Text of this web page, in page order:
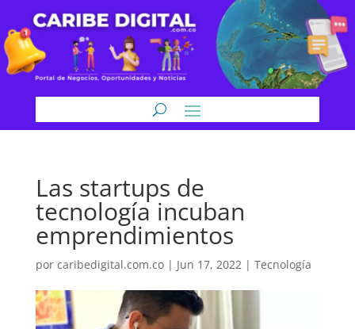
Las startups de
tecnología incuban
emprendimientos
por caribedigital.com.co| Jun 17, 2022| Tecnología